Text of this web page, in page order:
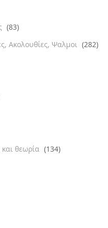
(83)
Ακολουθίες, Ψαλμοι (282)
θεωρία (134)